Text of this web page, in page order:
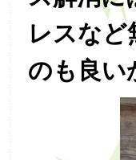
レスなど
のも良い